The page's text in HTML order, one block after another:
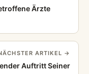
Ärzte
ARTIKEL →
Auftritt Seiner